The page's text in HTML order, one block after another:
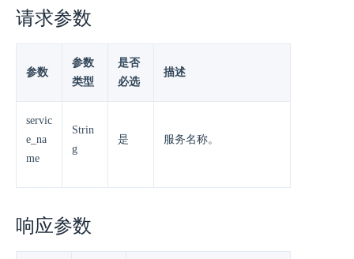
请求参数
参数
参数
类型
是否
必选
描述
servic
e_na
me
Strin
g
是 服务名称。
响应参数